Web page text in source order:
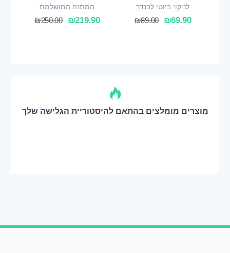
לניקוי ביוטי לבנדר
₪69.90
₪89.00
המתנה המושלמת
₪219.90
₪250.00
מוצרים מומלצים בהתאם להיסטוריית הגלישה שלך